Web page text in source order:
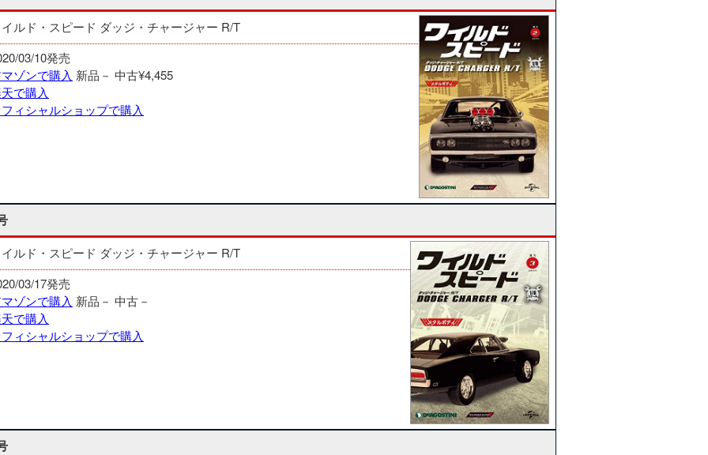
ルド・スピード ダッジ・チャージャー R/T
03/10発売
ゾンで購入 新品－ 中古¥4,455
で購入
ィシャルショップで購入
ルド・スピード ダッジ・チャージャー R/T
03/17発売
ゾンで購入 新品－ 中古－
で購入
ィシャルショップで購入